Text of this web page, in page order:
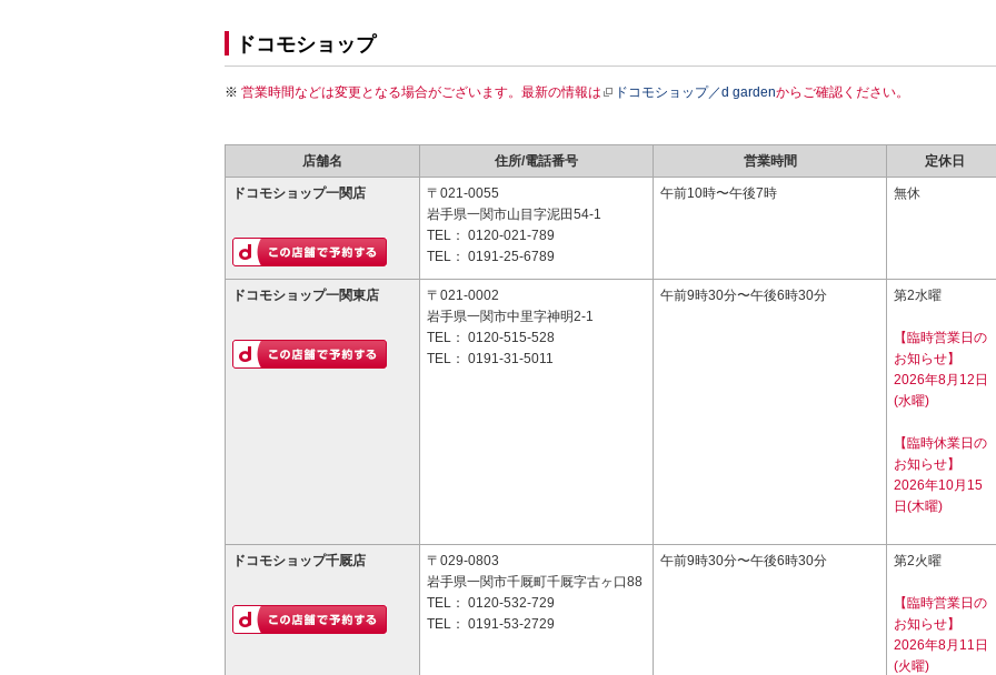
ドコモショップ
営業時間などは変更となる場合がございます。最新の情報は ドコモショップ／d gardenからご確認ください。
店舗名 住所/電話番号 営業時間 定休日
ドコモショップ一関店
〒021-0055
岩手県一関市山目字泥田54-1
TEL： 0120-021-789
TEL： 0191-25-6789
午前10時〜午後7時 無休
ドコモショップ一関東店
〒021-0002
岩手県一関市中里字神明2-1
TEL： 0120-515-528
TEL： 0191-31-5011
午前9時30分〜午後6時30分 第2水曜
【臨時営業日の
お知らせ】
2026年8月12日
(水曜)
【臨時休業日の
お知らせ】
2026年10月15
日(木曜)
ドコモショップ千厩店
〒029-0803
岩手県一関市千厩町千厩字古ヶ口88
TEL： 0120-532-729
TEL： 0191-53-2729
午前9時30分〜午後6時30分 第2火曜
【臨時営業日の
お知らせ】
2026年8月11日
(火曜)